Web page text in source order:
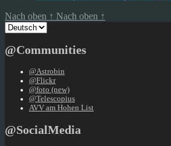
Nach oben ↑ Nach oben ↑
Sprache
auswählen
@Communities
@Astrobin
@Flickr
@foto (new)
@Telescopius
AVV am Hohen List
@SocialMedia